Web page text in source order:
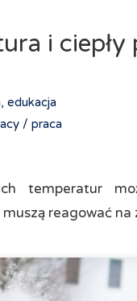
i ciepły
edukacja
/ praca
temperatur
reagować na